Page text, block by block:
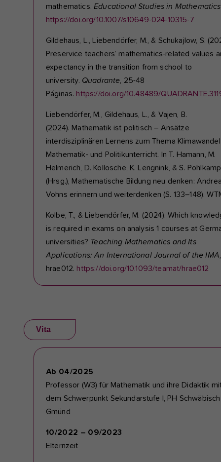
mathematics.Educational Studies in Mathematics
https://doi.org/10.1007/s10649-024-10315-7
Gildehaus, L., Liebendörfer, M., & Schukajlow, S.
Preservice teachers’ mathematics-related values
expectancy in the transition from school to
university. Quadrante , 25-48
Páginas. https://doi.org/10.48489/
Liebendörfer, M., Gildehaus, L., & Vajen, B.
(2024). Mathematik ist politisch – Ansätze
interdisziplinären Lernens zum Thema
Mathematik- und Politikunterricht. In T. Hamann, M.
Helmerich, D. Kollosche, K. Lengnink, & S. Pohlkamp
(Hrsg.), Mathematische Bildung neu denken:
Vohns erinnern und weiterdenken (S. 133–148).
Kolbe, T., & Liebendörfer, M. (2024). Which
is required in exams on analysis 1 courses at
universities? Teaching Mathematics and Its
Applications: An International Journal of the IMA
hrae012. https://doi.org/10.1093/teamat/hrae012
Vita
Ab 04/2025
Professor (W3) für Mathematik und ihre Didaktik
dem Schwerpunkt Sekundarstufe I, PH Schwäbisch
Gmünd
10/2022 – 09/2023
Elternzeit